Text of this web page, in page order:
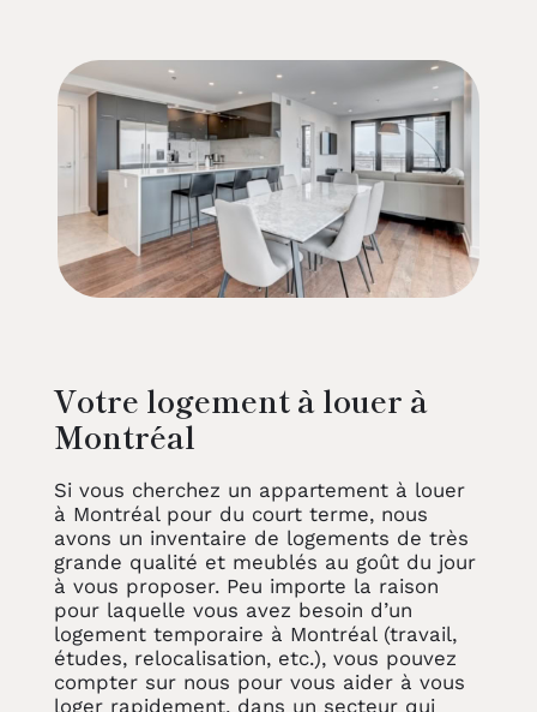
ce soit au centre-ville, à Griffintown,
Villeray ou encore à Westmount, offre de
nombreux avantages, à commencer par
l’accessibilité au transport collectif
(autobus, métro, train de banlieue, etc.)
De plus, si votre lieu de travail se trouve
sur l’Île, vous pourrez vous y rendre très
facilement à partir de votre location court
terme sur le Plateau Mont-Royal ou
d’ailleurs, sans devoir traverser de pont.
verts qui se prêtent bien à la détente.
Les attraits de Montréal
De plus, Montréal est riche en animations
culturelles et en festivals de toutes
sortes, toute l’année mais plus
particulièrement pendant la période
estivale, où le Quartier des spectacles
vibre comme jamais.
Un très grand nombre de musées font
aussi partie de l’offre culturelle, tout
Votre logement à louer à
Montréal
Si vous cherchez un appartement à louer
à Montréal pour du court terme, nous
avons un inventaire de logements de très
grande qualité et meublés au goût du jour
à vous proposer. Peu importe la raison
pour laquelle vous avez besoin d’un
logement temporaire à Montréal (travail,
études, relocalisation, etc.), vous pouvez
compter sur nous pour vous aider à vous
loger rapidement, dans un secteur qui